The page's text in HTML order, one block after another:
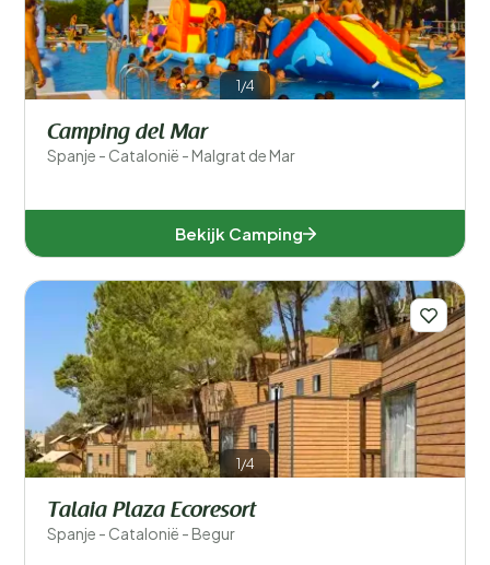
Andalusië (6)
Asturië (1)
Cantabrië (1)
Catalonië (50)
Populaire filters
Type accommodatie
Zwemmen
Algemeen
Sport en vrije tijd
1/4
Camping del Mar
Spanje - Catalonië - Malgrat de Mar
Bekijk Camping
1/4
Talaia Plaza Ecoresort
Spanje - Catalonië - Begur